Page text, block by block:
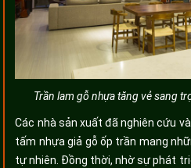
Trần lam gỗ nhựa tăng vẻ sang
Các nhà sản xuất đã nghiên cứu
tấm nhựa giả gỗ ốp trần mang
tự nhiên. Đồng thời, nhờ sự phát